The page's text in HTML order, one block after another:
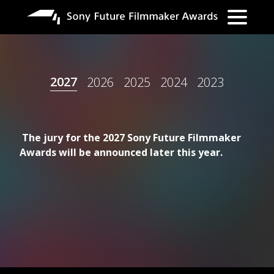
ยัง
2027 2026 2025 2024 2023
The jury for the 2027 Sony Future Filmmaker
Awards will be announced later this year.